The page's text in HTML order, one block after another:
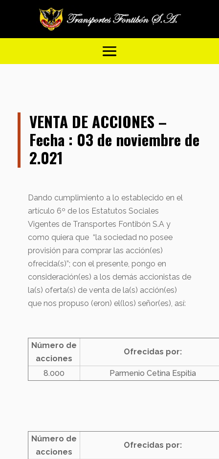
VENTA DE ACCIONES –
Fecha : 03 de noviembre de
2.021
Dando cumplimiento a lo establecido en el
artículo 6º de los Estatutos Sociales
Vigentes de Transportes Fontibón S.A y
como quiera que “la sociedad no posee
provisión para comprar las acción(es)
ofrecida(s)”; con el presente, pongo en
consideración(es) a los demás accionistas de
la(s) oferta(s) de venta de la(s) acción(es)
que nos propuso (eron) el(los) señor(es), así:
Número de
acciones
Ofrecidas por:
8.000 Parmenio Cetina Espitia
Número de
acciones
Ofrecidas por: